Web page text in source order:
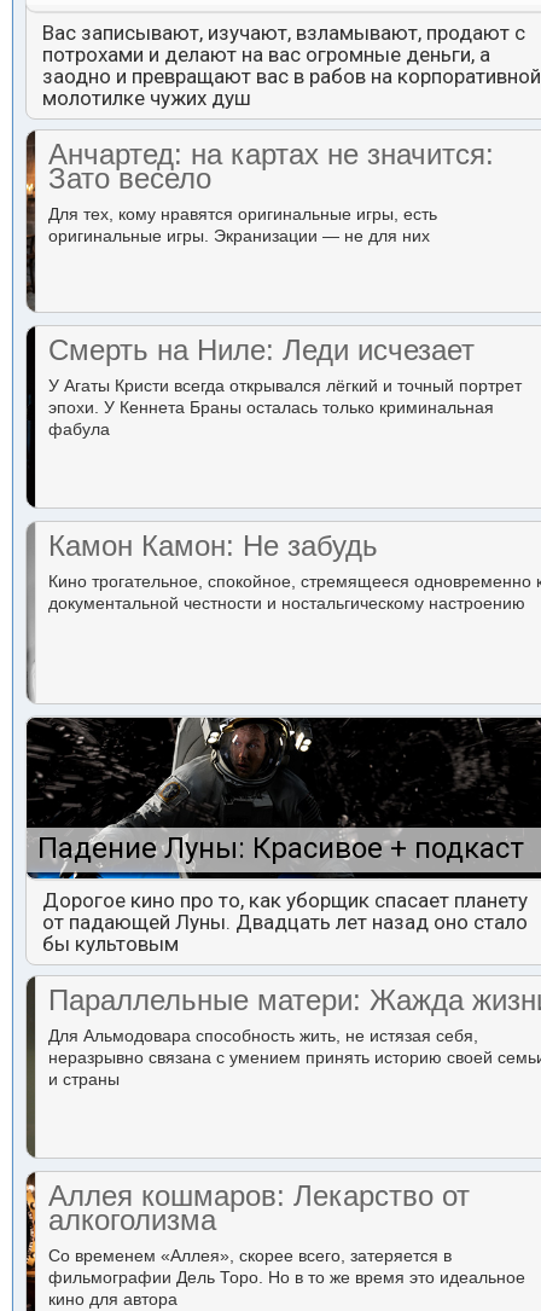
Вас записывают, изучают, взламывают, продают с
потрохами и делают на вас огромные деньги, а
заодно и превращают вас в рабов на корпоративной
молотилке чужих душ
Анчартед: на картах не значится:
Зато весело
Для тех, кому нравятся оригинальные игры, есть
оригинальные игры. Экранизации — не для них
Смерть на Ниле: Леди исчезает
У Агаты Кристи всегда открывался лёгкий и точный портрет
эпохи. У Кеннета Браны осталась только криминальная
фабула
Камон Камон: Не забудь
Кино трогательное, спокойное, стремящееся одновременно
документальной честности и ностальгическому настроению
Падение Луны: Красивое + подкаст
Дорогое кино про то, как уборщик спасает планету
от падающей Луны. Двадцать лет назад оно стало
бы культовым
Параллельные матери: Жажда
Для Альмодовара способность жить, не истязая себя,
неразрывно связана с умением принять историю своей
и страны
Аллея кошмаров: Лекарство от
алкоголизма
Со временем «Аллея», скорее всего, затеряется в
фильмографии Дель Торо. Но в то же время это идеальное
кино для автора